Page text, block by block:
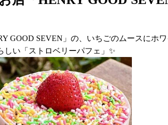
GOOD SEVEN」の、いちごのムースにホ
しい「ストロベリーパフェ」✨